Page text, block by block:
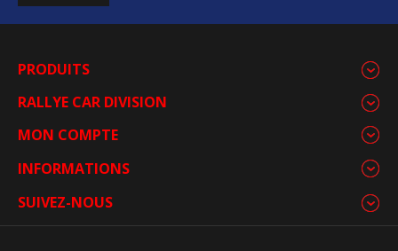
PRODUITS
RALLYE CAR DIVISION
MON COMPTE
INFORMATIONS
SUIVEZ-NOUS